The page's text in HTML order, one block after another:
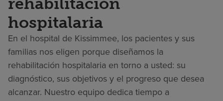
hospitalaria
En el hospital de Kissimmee, los pacientes y sus
familias nos eligen porque diseñamos la
rehabilitación hospitalaria en torno a usted: su
diagnóstico, sus objetivos y el progreso que desea
alcanzar. Nuestro equipo dedica tiempo a